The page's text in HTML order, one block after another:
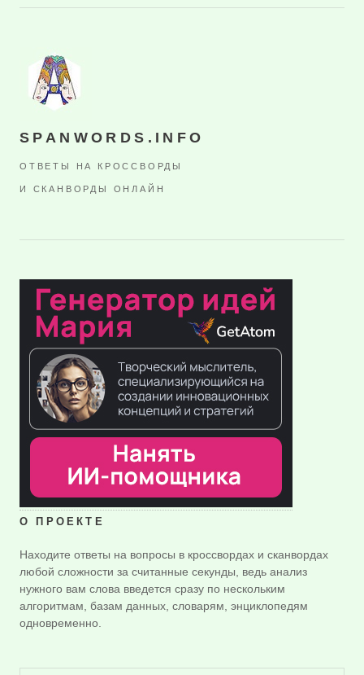
SPANWORDS.INFO
ОТВЕТЫ НА КРОССВОРДЫ
И СКАНВОРДЫ ОНЛАЙН
О ПРОЕКТЕ
Находите ответы на вопросы в кроссвордах и сканвордах
любой сложности за считанные секунды, ведь анализ
нужного вам слова введется сразу по нескольким
алгоритмам, базам данных, словарям, энциклопедям
одновременно.